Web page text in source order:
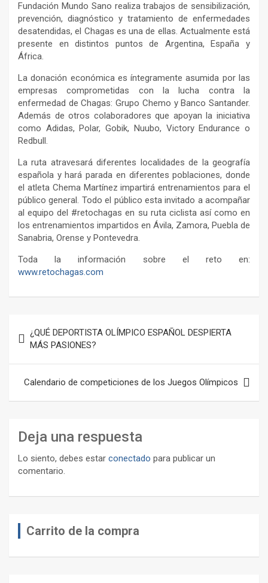
Fundación Mundo Sano realiza trabajos de sensibilización,
prevención, diagnóstico y tratamiento de enfermedades
desatendidas, el Chagas es una de ellas. Actualmente está
presente en distintos puntos de Argentina, España y
África.
La donación económica es íntegramente asumida por las
empresas comprometidas con la lucha contra la
enfermedad de Chagas: Grupo Chemo y Banco Santander.
Además de otros colaboradores que apoyan la iniciativa
como Adidas, Polar, Gobik, Nuubo, Victory Endurance o
Redbull.
La ruta atravesará diferentes localidades de la geografía
española y hará parada en diferentes poblaciones, donde
el atleta Chema Martínez impartirá entrenamientos para el
público general. Todo el público esta invitado a acompañar
al equipo del #retochagas en su ruta ciclista así como en
los entrenamientos impartidos en Ávila, Zamora, Puebla de
Sanabria, Orense y Pontevedra.
Toda la información sobre el reto en:
www.retochagas.com
Navegación
de
entradas
¿QUÉ DEPORTISTA OLÍMPICO ESPAÑOL DESPIERTA
MÁS PASIONES?
Calendario de competiciones de los Juegos Olímpicos
Deja una respuesta
Lo siento, debes estar conectado para publicar un
comentario.
Carrito de la compra